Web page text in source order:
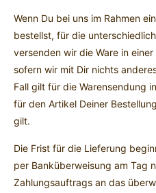
Wenn Du bei uns im Rahmen
bestellst, für die
versenden wir die Ware in
sofern wir mit Dir nichts
Fall gilt für die Warensendung
für den Artikel Deiner
gilt.
Die Frist für die Lieferung
per Banküberweisung am Tag
Zahlungsauftrags an das